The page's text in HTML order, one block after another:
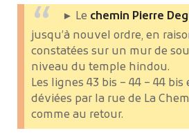
► Le chemin Pierre
jusqu’à nouvel ordre, en
constatées sur un mur de
niveau du temple hindou.
Les lignes 43 bis – 44 – 44
déviées par la rue de La
comme au retour.